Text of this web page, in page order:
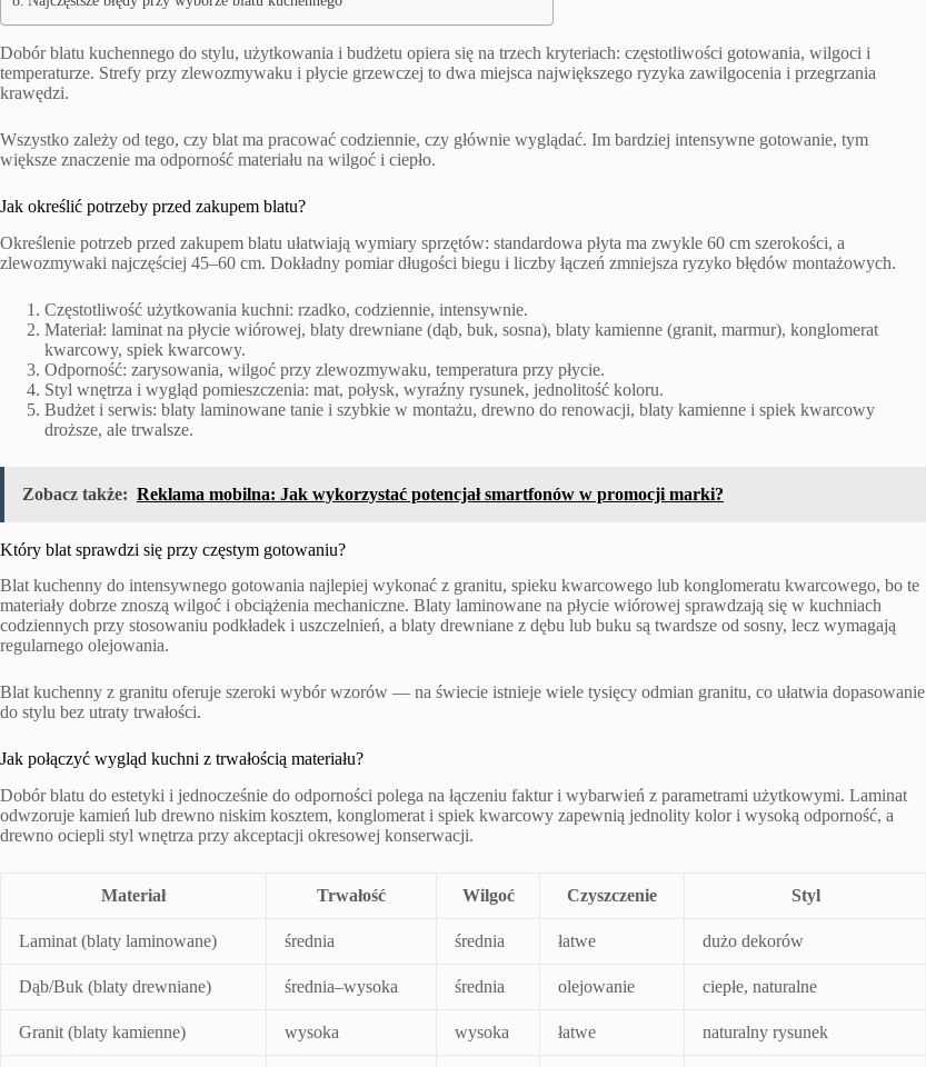
Dobór blatu kuchennego do stylu, użytkowania i budżetu opiera się na trzech kryteriach: częstotliwości gotowania, wilgoci i
temperaturze. Strefy przy zlewozmywaku i płycie grzewczej to dwa miejsca największego ryzyka zawilgocenia i przegrzania
krawędzi.
Wszystko zależy od tego, czy blat ma pracować codziennie, czy głównie wyglądać. Im bardziej intensywne gotowanie, tym
większe znaczenie ma odporność materiału na wilgoć i ciepło.
Jak określić potrzeby przed zakupem blatu?
Określenie potrzeb przed zakupem blatu ułatwiają wymiary sprzętów: standardowa płyta ma zwykle 60 cm szerokości, a
zlewozmywaki najczęściej 45–60 cm. Dokładny pomiar długości biegu i liczby łączeń zmniejsza ryzyko błędów montażowych.
Częstotliwość użytkowania kuchni: rzadko, codziennie, intensywnie.
Materiał: laminat na płycie wiórowej, blaty drewniane (dąb, buk, sosna), blaty kamienne (granit, marmur), konglomerat
kwarcowy, spiek kwarcowy.
Odporność: zarysowania, wilgoć przy zlewozmywaku, temperatura przy płycie.
Styl wnętrza i wygląd pomieszczenia: mat, połysk, wyraźny rysunek, jednolitość koloru.
Budżet i serwis: blaty laminowane tanie i szybkie w montażu, drewno do renowacji, blaty kamienne i spiek kwarcowy
droższe, ale trwalsze.
Zobacz także: Reklama mobilna: Jak wykorzystać potencjał smartfonów w promocji marki?
Który blat sprawdzi się przy częstym gotowaniu?
Blat kuchenny do intensywnego gotowania najlepiej wykonać z granitu, spieku kwarcowego lub konglomeratu kwarcowego, bo te
materiały dobrze znoszą wilgoć i obciążenia mechaniczne. Blaty laminowane na płycie wiórowej sprawdzają się w kuchniach
codziennych przy stosowaniu podkładek i uszczelnień, a blaty drewniane z dębu lub buku są twardsze od sosny, lecz wymagają
regularnego olejowania.
Blat kuchenny z granitu oferuje szeroki wybór wzorów — na świecie istnieje wiele tysięcy odmian granitu, co ułatwia dopasowanie
do stylu bez utraty trwałości.
Jak połączyć wygląd kuchni z trwałością materiału?
Dobór blatu do estetyki i jednocześnie do odporności polega na łączeniu faktur i wybarwień z parametrami użytkowymi. Laminat
odwzoruje kamień lub drewno niskim kosztem, konglomerat i spiek kwarcowy zapewnią jednolity kolor i wysoką odporność, a
drewno ociepli styl wnętrza przy akceptacji okresowej konserwacji.
Materiał Trwałość Wilgoć Czyszczenie Styl
Laminat (blaty laminowane) średnia średnia łatwe dużo dekorów
Dąb/Buk (blaty drewniane) średnia–wysoka średnia olejowanie ciepłe, naturalne
Granit (blaty kamienne) wysoka wysoka łatwe naturalny rysunek